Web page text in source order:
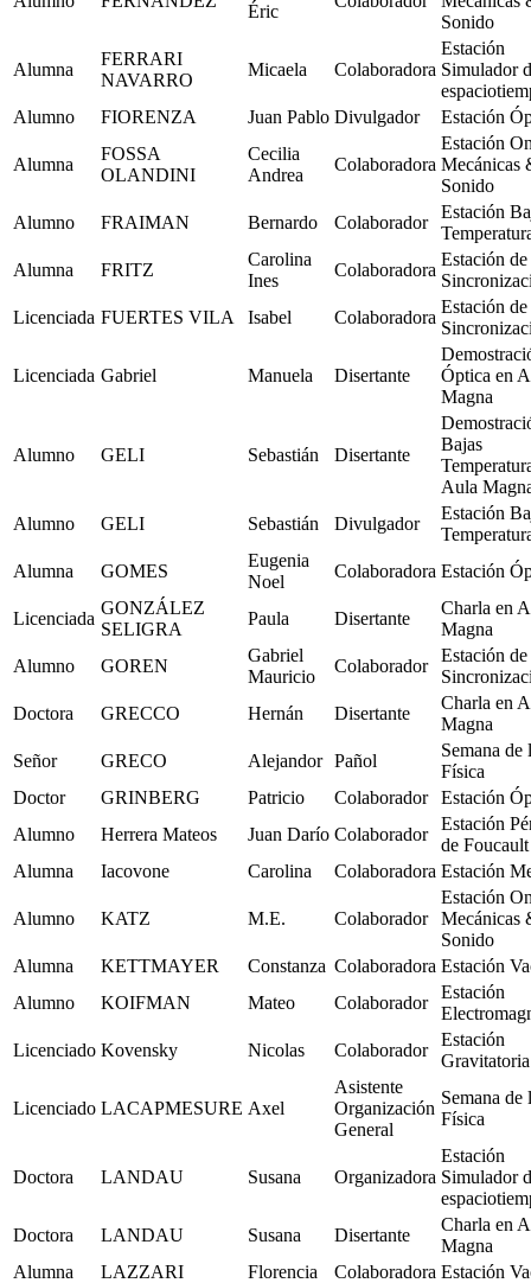
Éric
Sonido
Alumna
FERRARI
NAVARRO
Micaela Colaboradora
Estación
Simulador
Alumno
FIORENZA Juan Pablo Divulgador Estación
Alumna
FOSSA
OLANDINI
Cecilia
Andrea
Colaboradora
Estación
Mecánicas
Sonido
Alumno
FRAIMAN Bernardo Colaborador
Estación
Alumna
FRITZ
Carolina
Ines
Colaboradora
Estación de
Licenciada FUERTES VILA Isabel Colaboradora
Estación de
Licenciada Gabriel Manuela Disertante
Óptica en
Magna
Alumno GELI Sebastián Disertante
Bajas
Aula
Alumno
GELI Sebastián Divulgador
Estación
Alumna
GOMES
Eugenia
Noel
Colaboradora Estación
Licenciada
GONZÁLEZ
SELIGRA
Paula Disertante
Charla en
Magna
Alumno
GOREN
Gabriel
Mauricio
Colaborador
Estación de
Doctora
GRECCO Hernán Disertante
Charla en
Magna
Señor
GRECO Alejandor Pañol
Semana de
Física
Doctor
GRINBERG Patricio Colaborador
Estación
Alumno
Herrera Mateos Juan Darío Colaborador
Estación
de Foucault
Alumna
Iacovone Carolina Colaboradora Estación
Alumno KATZ M.E. Colaborador
Estación
Mecánicas
Sonido
Alumna
KETTMAYER Constanza Colaboradora Estación
Alumno
KOIFMAN Mateo Colaborador
Estación
Licenciado Kovensky Nicolas Colaborador
Estación
Gravitatoria
Licenciado LACAPMESURE Axel
Asistente
Organización
General
Semana de
Física
Doctora LANDAU Susana Organizadora
Estación
Simulador
Doctora
LANDAU Susana Disertante
Charla en
Magna
Alumna
LAZZARI Florencia Colaboradora Estación